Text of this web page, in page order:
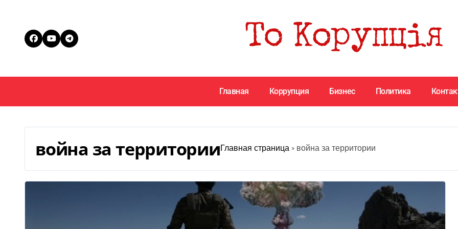
Главная Коррупция Бизнес Политика
война за территории Главная страница» война за территории